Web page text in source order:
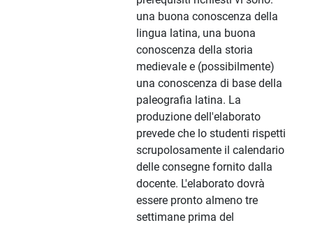
una buona conoscenza della
lingua latina, una buona
conoscenza della storia
medievale e (possibilmente)
una conoscenza di base della
paleografia latina. La
produzione dell'elaborato
prevede che lo studenti rispetti
scrupolosamente il calendario
delle consegne fornito dalla
docente. L'elaborato dovrà
essere pronto almeno tre
settimane prima del